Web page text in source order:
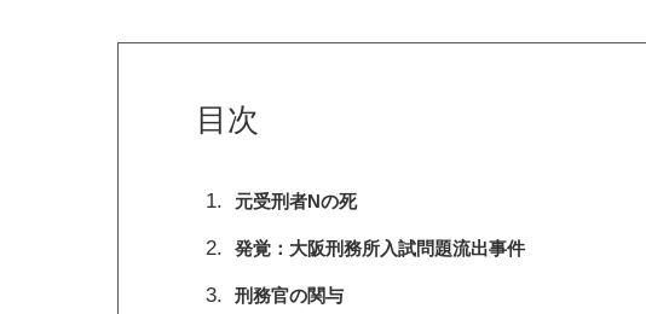
目次
元受刑者Nの死
発覚：大阪刑務所入試問題流出事件
刑務官の関与